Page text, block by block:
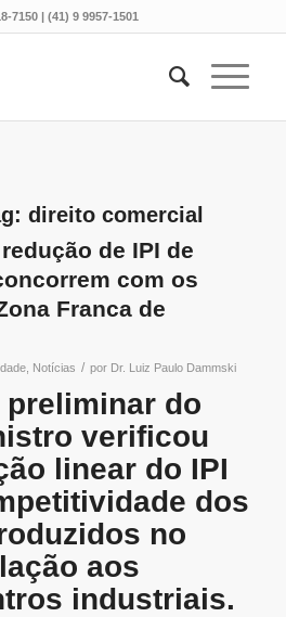
7150 | (41) 9 9957-1501
direito comercial
de IPI de
com os
Franca de
, Notícias / por Dr. Luiz Paulo Dammski
preliminar do
verificou
linear do IPI
dos
no
aos
industriais.